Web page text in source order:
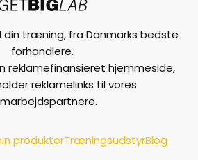
din træning, fra Danmarks bedste
forhandlere.
reklamefinansieret hjemmeside,
reklamelinks til vores
produkterTræningsudstyrBlog